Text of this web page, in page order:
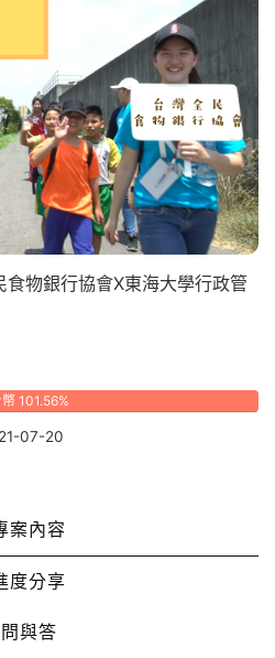
食物銀行協會X東海大學行政管
幣 101.56%
07-20
案內容
度分享
問與答